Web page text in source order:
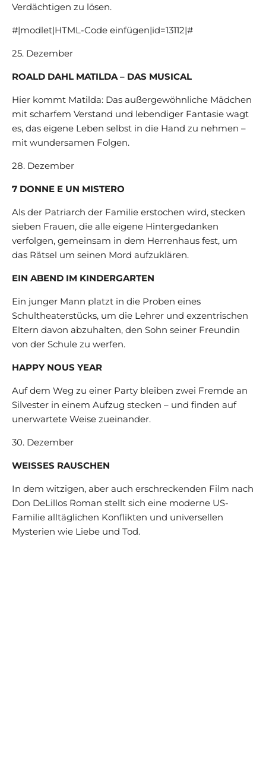
Verdächtigen zu lösen.
#|modlet|HTML-Code einfügen|id=13112|#
25. Dezember
ROALD DAHL MATILDA – DAS MUSICAL
Hier kommt Matilda: Das außergewöhnliche Mädchen
mit scharfem Verstand und lebendiger Fantasie wagt
es, das eigene Leben selbst in die Hand zu nehmen –
mit wundersamen Folgen.
28. Dezember
7 DONNE E UN MISTERO
Als der Patriarch der Familie erstochen wird, stecken
sieben Frauen, die alle eigene Hintergedanken
verfolgen, gemeinsam in dem Herrenhaus fest, um
das Rätsel um seinen Mord aufzuklären.
EIN ABEND IM KINDERGARTEN
Ein junger Mann platzt in die Proben eines
Schultheaterstücks, um die Lehrer und exzentrischen
Eltern davon abzuhalten, den Sohn seiner Freundin
von der Schule zu werfen.
HAPPY NOUS YEAR
Auf dem Weg zu einer Party bleiben zwei Fremde an
Silvester in einem Aufzug stecken – und finden auf
unerwartete Weise zueinander.
30. Dezember
WEISSES RAUSCHEN
In dem witzigen, aber auch erschreckenden Film nach
Don DeLillos Roman stellt sich eine moderne US-
Familie alltäglichen Konflikten und universellen
Mysterien wie Liebe und Tod.